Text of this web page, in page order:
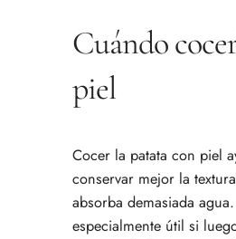
Cuándo
piel
Cocer la patata con piel
conservar mejor la
absorba demasiada
especialmente útil si